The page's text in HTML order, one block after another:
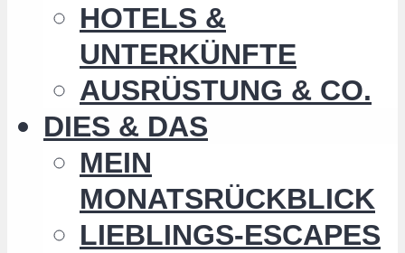
HOTELS &
UNTERKÜNFTE
AUSRÜSTUNG & CO.
DIES & DAS
MEIN
MONATSRÜCKBLICK
LIEBLINGS-ESCAPES